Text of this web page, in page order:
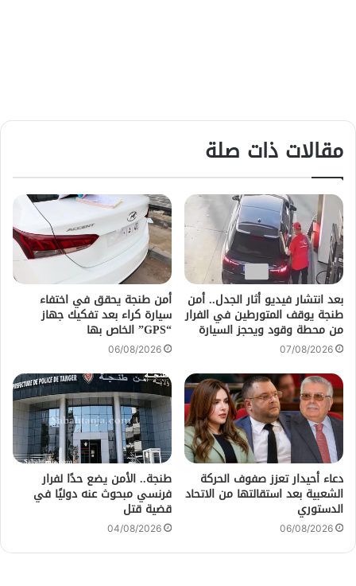
مقالات ذات صلة
بعد انتشار فيديو أثار الجدل.. أمن
طنجة يوقف المتورطين في الفرار
من محطة وقود ويحجز السيارة
07/08/2026
أمن طنجة يحقق في اختفاء
سيارة كراء بعد تفكيك جهاز
“GPS” الخاص بها
06/08/2026
دعاء أحيدار تعزز صفوف الحركة
الشعبية بعد استقالتها من الاتحاد
الدستوري
06/08/2026
طنجة.. الأمن يضع حدًا لفرار
فرنسي مبحوث عنه دوليًا في
قضية قتل
04/08/2026